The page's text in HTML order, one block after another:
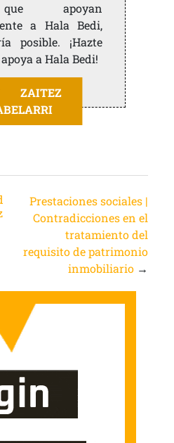
apoyan
a Hala Bedi,
posible. ¡Hazte
a Hala Bedi!
ZAITEZ
Prestaciones sociales |
Contradicciones en el
tratamiento del
requisito de patrimonio
inmobiliario →